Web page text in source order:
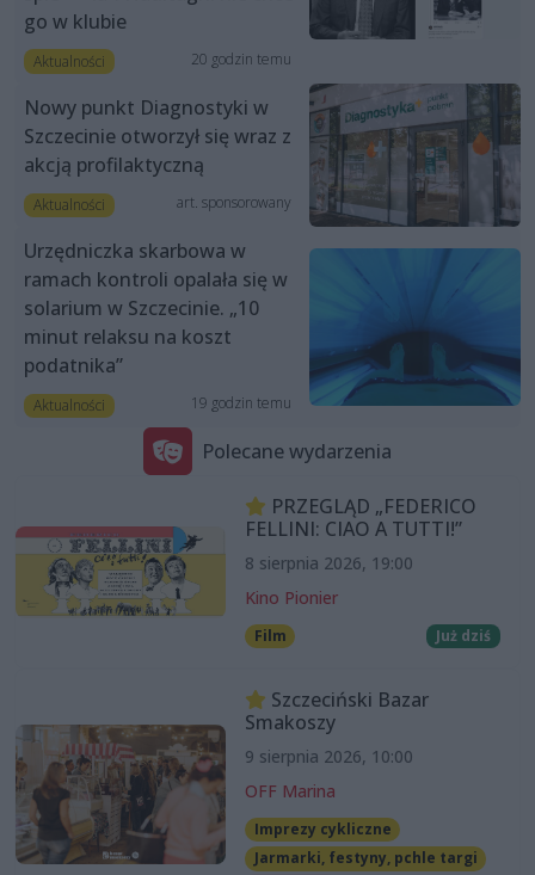
go w klubie
Aktualności 20 godzin temu
Nowy punkt Diagnostyki w
Szczecinie otworzył się wraz z
akcją profilaktyczną
Aktualności art. sponsorowany
Urzędniczka skarbowa w
ramach kontroli opalała się w
solarium w Szczecinie. „10
minut relaksu na koszt
podatnika”
Aktualności 19 godzin temu
Polecane wydarzenia
PRZEGLĄD „FEDERICO
FELLINI: CIAO A TUTTI!”
8 sierpnia 2026, 19:00
Kino Pionier
Film Już dziś
Szczeciński Bazar
Smakoszy
9 sierpnia 2026, 10:00
OFF Marina
Imprezy cykliczne
Jarmarki, festyny, pchle targi